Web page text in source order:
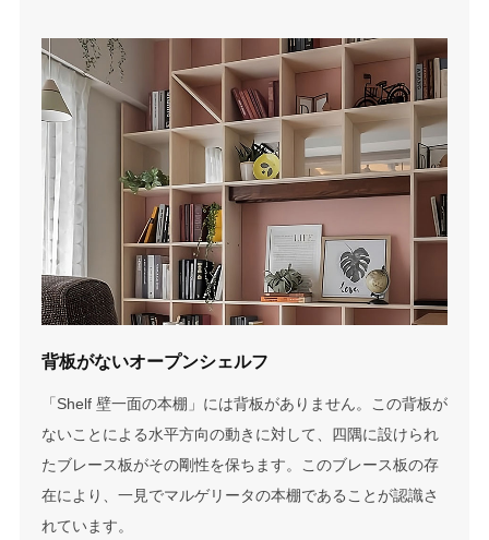
背板がないオープンシェルフ
「Shelf 壁一面の本棚」には背板がありません。この背板が
ないことによる水平方向の動きに対して、四隅に設けられ
たブレース板がその剛性を保ちます。このブレース板の存
在により、一見でマルゲリータの本棚であることが認識さ
れています。